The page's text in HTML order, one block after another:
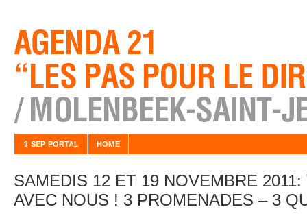
⇧ SEP PORTAL HOME
SAMEDIS 12 ET 19 NOVEMBRE
AVEC NOUS ! 3 PROMENADES – 3